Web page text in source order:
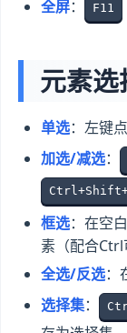
全屏： F11
元素选
单选：左键
加选/减选：
Ctrl+Shift+
框选：在空
素（配合Ctrl
全选/反选：
选择集：